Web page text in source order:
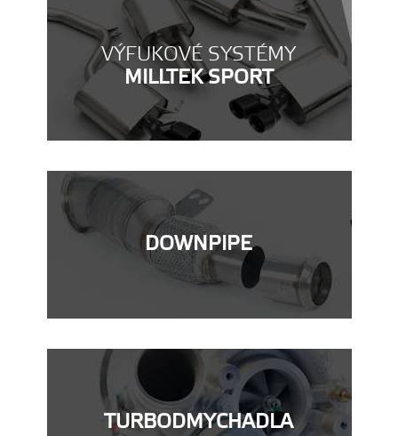
VÝFUKOVÉ SYSTÉMY
MILLTEK SPORT
DOWNPIPE
TURBODMYCHADLA